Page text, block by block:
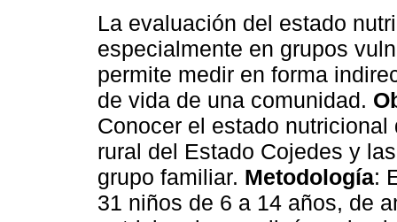
La evaluación del estado
especialmente en grupos
permite medir en forma
de vida de una comunidad.
Conocer el estado
rural del Estado Cojedes y
grupo familiar. Metodología:
31 niños de 6 a 14 años, de